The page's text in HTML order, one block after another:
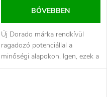
BŐVEBBEN
Új Dorado márka rendkívül
ragadozó potenciállal a
minőségi alapokon. Igen, ezek a
Dorado kerékpárok. A